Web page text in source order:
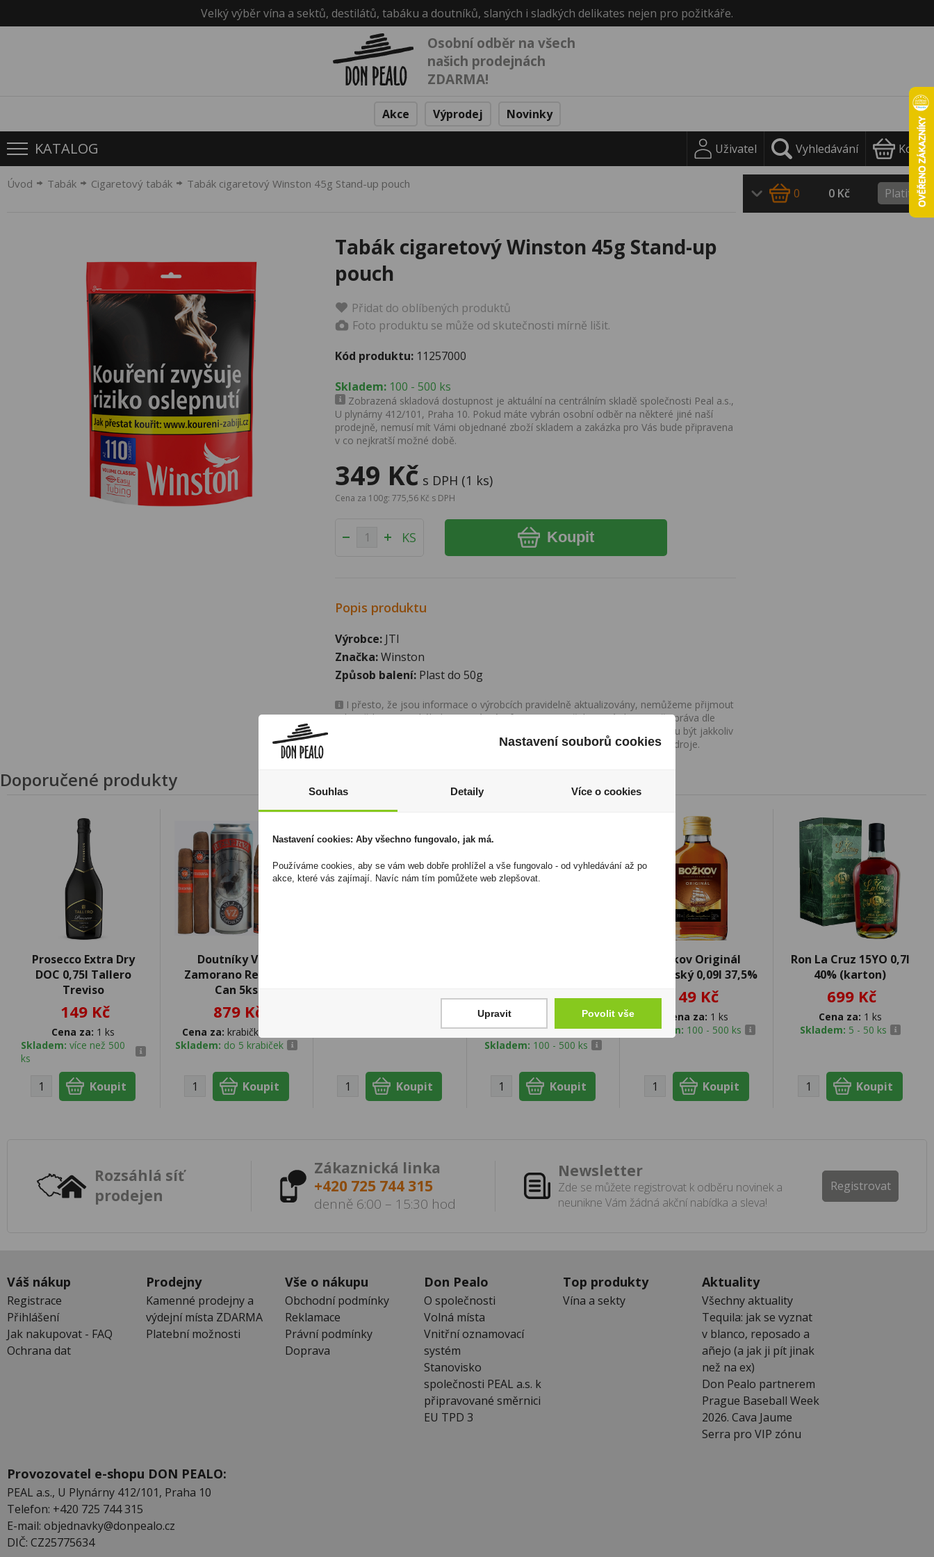
Velký výběr vína a sektů, destilátů, tabáku a doutníků, slaných i sladkých delikates nejen pro požitkáře.
Osobní odběr na všech
našich prodejnách
ZDARMA!
Akce Výprodej Novinky
KATALOG Uživatel Vyhledávání Košík
Úvod Tabák Cigaretový tabák Tabák cigaretový Winston 45g Stand-up pouch
Tabák cigaretový Winston 45g Stand-up
pouch
Přidat do oblíbených produktů
Foto produktu se může od skutečnosti mírně lišit.
Kód produktu: 11257000
Skladem: 100 - 500 ks
Zobrazená skladová dostupnost je aktuální na centrálním skladě společnosti Peal a.s.,
U plynárny 412/101, Praha 10. Pokud máte vybrán osobní odběr na některé jiné naší
prodejně, nemusí mít Vámi objednané zboží skladem a zakázka pro Vás bude připravena
v co nejkratší možné době.
349 Kč s DPH (1 ks)
Cena za 100g: 775,56 Kč s DPH
KS Koupit
Popis produktu
Výrobce: JTI
Značka:Winston
Způsob balení: Plast do 50g
I přesto, že jsou informace o výrobcích pravidelně aktualizovány, nemůžeme přijmout
odpovědnost za jakékoliv nesprávné informace. To však nemá vliv na Vaše práva dle
zákona. Tyto informace jsou podávány pouze pro osobní použití a nemohou být jakkoliv
kopírovány bez předchozího souhlasu DonPealo ani bez řádného uvedení zdroje.
0 0 Kč Platit
Doporučené produkty
Prosecco Extra Dry
DOC 0,75l Tallero
Treviso
149 Kč
Cena za: 1 ks
Skladem: více než 500
ks
Doutníky Villa
Zamorano Reserva
Can 5ks
879 Kč
Cena za: krabičku (1 ks)
Skladem: do 5 krabiček
Cena za: 1 ks
Skladem: 100 - 500 ks
Božkov Originál
Tuzemský 0,09l 37,5%
49 Kč
Cena za: 1 ks
Skladem: 100 - 500 ks
Ron La Cruz 15YO 0,7l
40% (karton)
699 Kč
Cena za: 1 ks
Skladem: 5 - 50 ks
Rozsáhlá síť
prodejen
Zákaznická linka
+420 725 744 315
denně 6:00 – 15:30 hod
Newsletter
Zde se můžete registrovat k odběru novinek a
neunikne Vám žádná akční nabídka a sleva!
Registrovat
Váš nákup
Registrace
Přihlášení
Jak nakupovat - FAQ
Ochrana dat
Prodejny
Kamenné prodejny a
výdejní místa ZDARMA
Platební možnosti
Vše o nákupu
Obchodní podmínky
Reklamace
Právní podmínky
Doprava
Don Pealo
O společnosti
Volná místa
Vnitřní oznamovací
systém
Stanovisko
společnosti PEAL a.s. k
připravované směrnici
EU TPD 3
Top produkty
Vína a sekty
Aktuality
Všechny aktuality
Tequila: jak se vyznat
v blanco, reposado a
añejo (a jak ji pít jinak
než na ex)
Don Pealo partnerem
Prague Baseball Week
2026. Cava Jaume
Serra pro VIP zónu
Provozovatel e-shopu DON PEALO:
PEAL a.s., U Plynárny 412/101, Praha 10
Telefon: +420 725 744 315
E-mail: objednavky@donpealo.cz
DIČ: CZ25775634
Nastavení souborů cookies
Souhlas Detaily Více o cookies
Nastavení cookies: Aby všechno fungovalo, jak má.
Používáme cookies, aby se vám web dobře prohlížel a vše fungovalo - od vyhledávání až po
akce, které vás zajímají. Navíc nám tím pomůžete web zlepšovat.
Upravit Povolit vše